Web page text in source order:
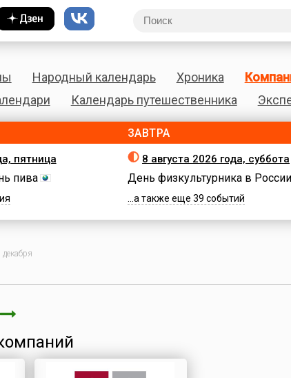
Народный календарь Хроника
Календарь путешественника
пятница
пива
ЗАВТРА
8 августа 2026 года, суббота
День физкультурника в России
...а также еще 39 событий
декабря